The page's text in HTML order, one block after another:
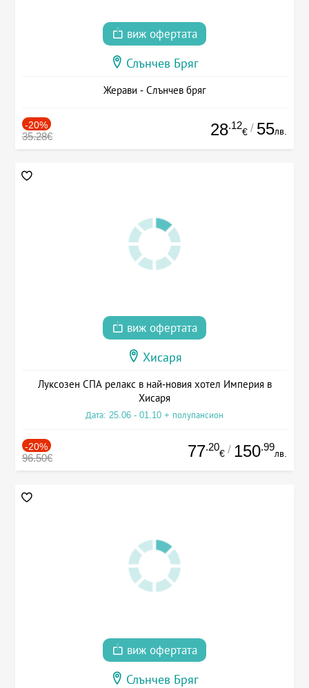
виж офертата
Слънчев Бряг
Жерави - Слънчев бряг
-20%
35.28€ 28.12
€ / 55лв.
виж офертата
Хисаря
Луксозен СПА релакс в най-новия хотел Империя в
Хисаря
Дата: 25.06 - 01.10 + полупансион
-20%
96.50€ 77.20
€ / 150.99
лв.
виж офертата
Слънчев Бряг